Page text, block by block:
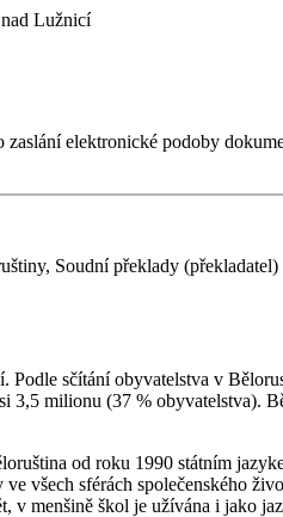
Lužnicí
elektronické podoby
Soudní překlady
sčítání obyvatelstva v
milionu (37 % obyvatelstva).
od roku 1990 státním
všech sférách společenského
menšině škol je užívána i jako